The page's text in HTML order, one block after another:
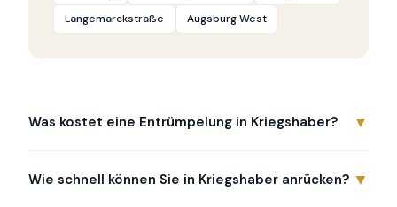
Langemarckstraße Augsburg West
Was kostet eine Entrümpelung in Kriegshaber? ▼
Wie schnell können Sie in Kriegshaber anrücken? ▼